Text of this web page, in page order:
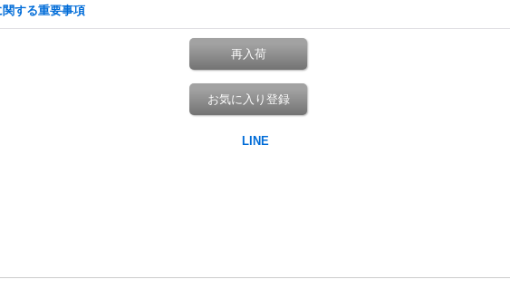
する重要事項
再入荷
お気に入り登録